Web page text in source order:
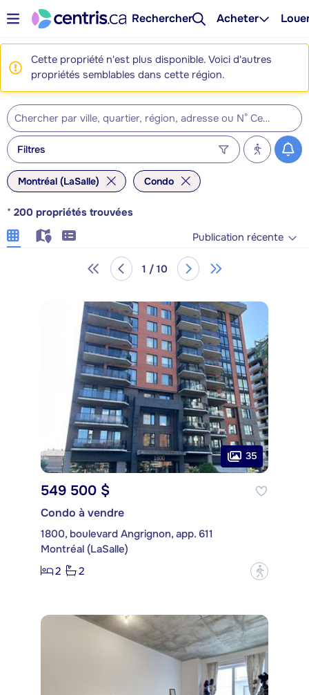
Rechercher Acheter
Cette propriété n'est plus disponible. Voici d'autres
propriétés semblables dans cette région.
Filtres
Montréal (LaSalle) Condo
* 200 propriétés trouvées
Publication récente
1 / 10
35
549 500 $
Condo à vendre
1800, boulevard Angrignon, app. 611
Montréal (LaSalle)
2
2 ?